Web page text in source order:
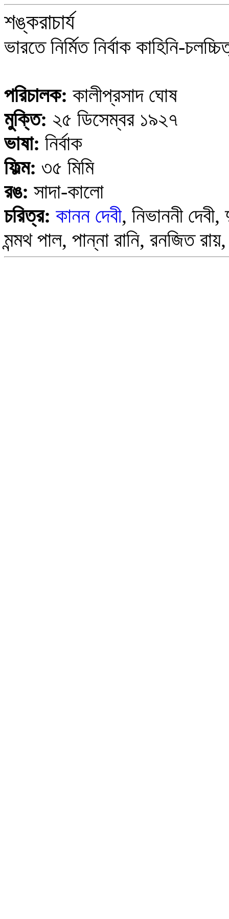
শঙ্করাচার্য
ভারতে নির্মিত নির্বাক কাহিনি-
পরিচালক: কালীপ্রসাদ ঘোষ
মুক্তি: ২৫ ডিসেম্বর ১৯২৭
ভাষা: নির্বাক
ফিল্ম: ৩৫ মিমি
রঙ: সাদা-কালো
চরিত্র: কানন দেবী, নিভাননী দেবী,
মন্মথ পাল, পান্না রানি, রনজিত